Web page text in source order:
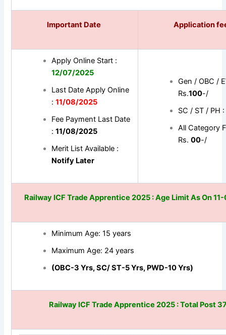
Important Date Application
Apply Online Start :
12/07/2025
Last Date Apply Online
: 11/08/2025
Fee Payment Last Date
: 11/08/2025
Merit List Available :
Notify Later
Gen / OBC /
Rs.100-/
SC / ST / PH
All Category
Rs. 00-/
Railway ICF Trade Apprentice 2025 : Age Limit As On
Minimum Age: 15 years
Maximum Age: 24 years
(OBC-3 Yrs, SC/ ST-5 Yrs, PWD-10 Yrs)
Railway ICF Trade Apprentice 2025 : Total Post